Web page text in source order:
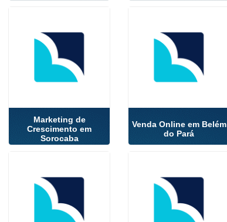
Marketing de
Crescimento em
Sorocaba
Venda Online em Belém
do Pará